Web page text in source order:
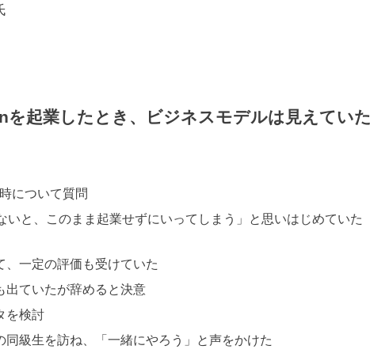
を起業したとき、ビジネスモデルは見えていた
について質問
いと、このまま起業せずにいってしまう」と思いはじめていた
、一定の評価も受けていた
出ていたが辞めると決意
を検討
同級生を訪ね、「一緒にやろう」と声をかけた